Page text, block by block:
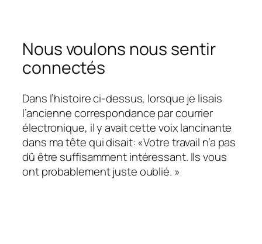
Nous voulons nous sentir
connectés
Dans l’histoire ci-dessus, lorsque je lisais
l’ancienne correspondance par courrier
électronique, il y avait cette voix lancinante
dans ma tête qui disait: «Votre travail n’a pas
dû être suffisamment intéressant. Ils vous
ont probablement juste oublié. »